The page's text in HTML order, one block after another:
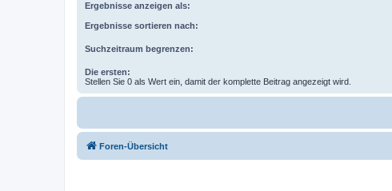
Ergebnisse anzeigen als:
Ergebnisse sortieren nach:
Suchzeitraum begrenzen:
Die ersten:
Stellen Sie 0 als Wert ein, damit der komplette Beitrag angezeigt wird.
Foren-Übersicht